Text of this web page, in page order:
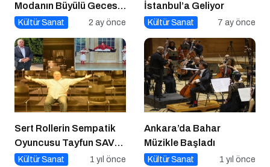
Modanın Büyülü Gecesi:
Cihan Nacar Defilesi
Kültür Sanat 2 ay önce
İstanbul’a Geliyor
Kültür Sanat 7 ay önce
Sert Rollerin Sempatik
Oyuncusu Tayfun SAV
ile Söyleşi
Kültür Sanat 1 yıl önce
Ankara’da Bahar
Müzikle Başladı
Kültür Sanat 1 yıl önce